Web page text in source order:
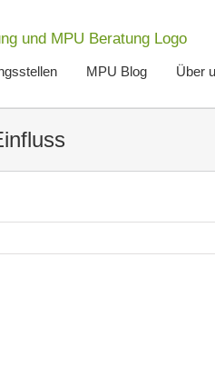
MPU Blog Über